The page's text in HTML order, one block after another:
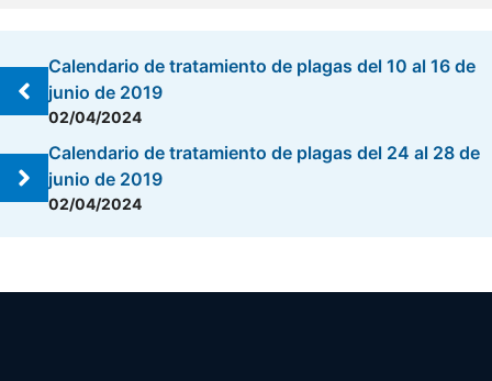
Calendario de tratamiento de plagas del 10 al 16 de
junio de 2019
02/04/2024
Calendario de tratamiento de plagas del 24 al 28 de
junio de 2019
02/04/2024